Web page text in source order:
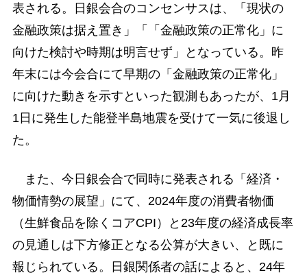
表される。日銀会合のコンセンサスは、「現状の
金融政策は据え置き」「「金融政策の正常化」に
向けた検討や時期は明言せず」となっている。昨
年末には今会合にて早期の「金融政策の正常化」
に向けた動きを示すといった観測もあったが、1月
1日に発生した能登半島地震を受けて一気に後退し
た。
また、今日銀会合で同時に発表される「経済・
物価情勢の展望」にて、2024年度の消費者物価
（生鮮食品を除くコアCPI）と23年度の経済成長率
の見通しは下方修正となる公算が大きい、と既に
報じられている。日銀関係者の話によると、24年